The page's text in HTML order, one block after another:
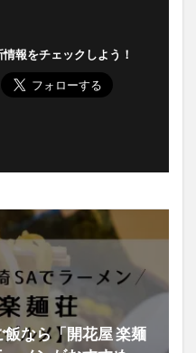
情報をチェックしよう！
なら「開花屋 楽麺